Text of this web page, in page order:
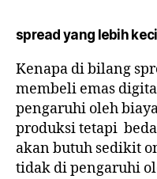
spread yang lebih kecil
Kenapa di bilang
membeli emas
pengaruhi oleh
produksi tetapi
akan butuh sedikit
tidak di pengaruhi